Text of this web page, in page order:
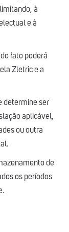
à
e à
fato poderá
Zletric e a
determine ser
aplicável,
ou outra
de
os períodos